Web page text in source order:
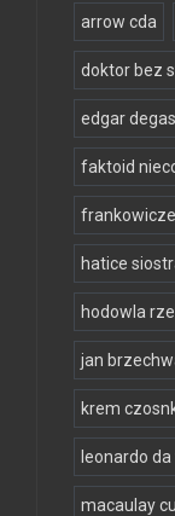
arrow cda
doktor bez
edgar
faktoid
hatice
hodowla
jan
krem
leonardo
macaulay